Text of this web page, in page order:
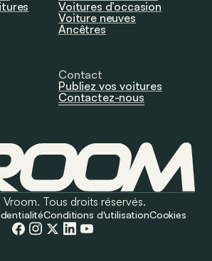
Voitures d’occasion
Voiture neuves
Ancêtres
Contact
Publiez vos voitures
Contactez-nous
Tous droits réservés.
Conditions d'utilisationCookies